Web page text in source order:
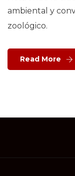
ambiental y
zoológico.
Read More